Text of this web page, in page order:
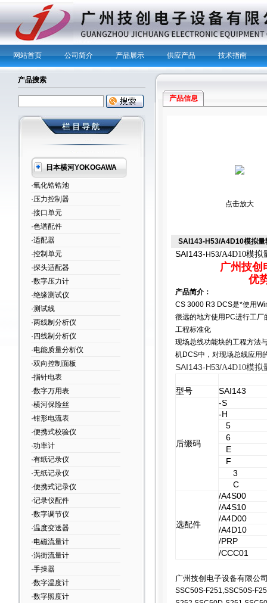
网站首页 公司简介 产品展示 供应产品 技术指南
产品搜索
日本横河YOKOGAWA
·氧化锆锆池
·压力控制器
·接口单元
·色谱配件
·适配器
·控制单元
·探头适配器
·数字压力计
·绝缘测试仪
·测试线
·两线制分析仪
·四线制分析仪
·电能质量分析仪
·双向控制面板
·指针电表
·数字万用表
·横河保险丝
·钳形电流表
·便携式校验仪
·功率计
·有纸记录仪
·无纸记录仪
·便携式记录仪
·记录仪配件
·数字调节仪
·温度变送器
·电磁流量计
·涡街流量计
·手操器
·数字温度计
·数字照度计
产品信息
点击放大
SAI143-H53/A4D10模拟量
SAI143- H53/A4D10模拟
广州技
优
产品简介：
CS 3000 R3 DCS是*使用
很远的地方使用PC进行工
工程标准化
现场总线功能块的工程方法
机DCS中，对现场总线应用
SAI143- H53/A4D10模拟
型号 SAI143
后缀码
-S
-H
5
6
E
F
3
C
选配件
/A4S00
/A4S10
/A4D00
/A4D10
/PRP
/CCC01
广州技创电子设备有限公
SSC50S-F251,SSC50S-